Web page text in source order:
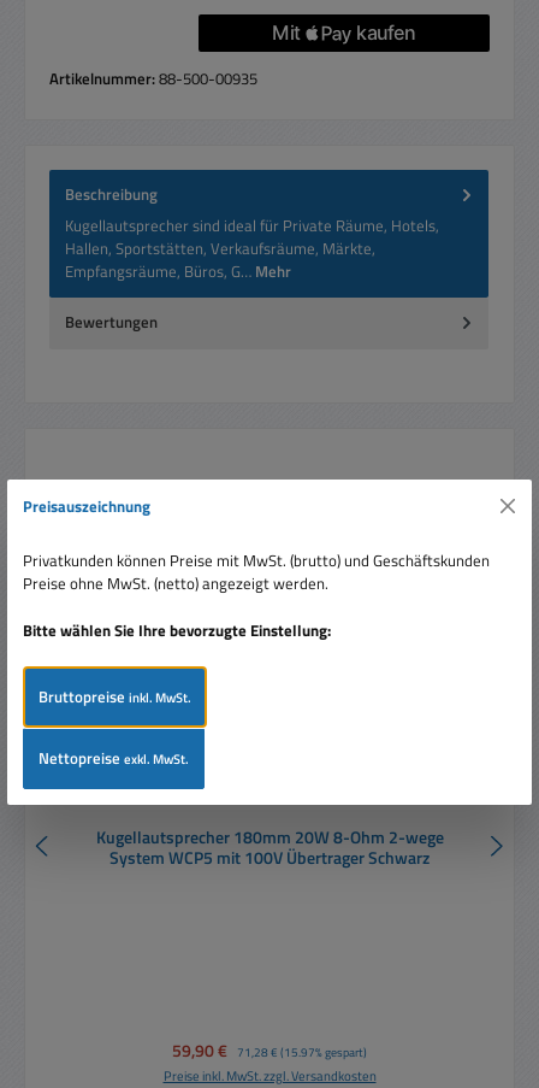
Artikelnummer:88-500-00935
Beschreibung
Kugellautsprecher sind ideal für Private Räume, Hotels,
Hallen, Sportstätten, Verkaufsräume, Märkte,
Empfangsräume, Büros, G… Mehr
Bewertungen
Produktgalerie überspringen
Ähnliche Artikel
Kugellautsprecher 180mm 20W 8-Ohm 2-wege
System WCP5 mit 100V Übertrager Schwarz
Verkaufspreis:
59,90 € Regulärer Preis:
71,28 € (15.97% gespart)
Preise inkl. MwSt. zzgl. Versandkosten
Preisauszeichnung
Privatkunden können Preise mit MwSt. (brutto) und Geschäftskunden
Preise ohne MwSt. (netto) angezeigt werden.
Bitte wählen Sie Ihre bevorzugte Einstellung:
Bruttopreiseinkl. MwSt.
Nettopreiseexkl. MwSt.